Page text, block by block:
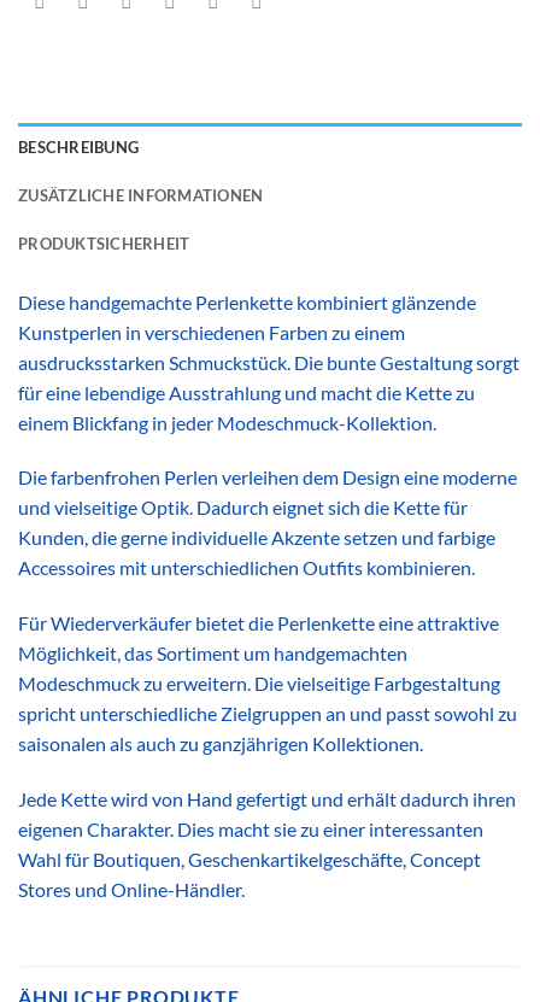
BESCHREIBUNG
ZUSÄTZLICHE INFORMATIONEN
PRODUKTSICHERHEIT
Diese handgemachte Perlenkette kombiniert glänzende
Kunstperlen in verschiedenen Farben zu einem
ausdrucksstarken Schmuckstück. Die bunte Gestaltung sorgt
für eine lebendige Ausstrahlung und macht die Kette zu
einem Blickfang in jeder Modeschmuck-Kollektion.
Die farbenfrohen Perlen verleihen dem Design eine moderne
und vielseitige Optik. Dadurch eignet sich die Kette für
Kunden, die gerne individuelle Akzente setzen und farbige
Accessoires mit unterschiedlichen Outfits kombinieren.
Für Wiederverkäufer bietet die Perlenkette eine attraktive
Möglichkeit, das Sortiment um handgemachten
Modeschmuck zu erweitern. Die vielseitige Farbgestaltung
spricht unterschiedliche Zielgruppen an und passt sowohl zu
saisonalen als auch zu ganzjährigen Kollektionen.
Jede Kette wird von Hand gefertigt und erhält dadurch ihren
eigenen Charakter. Dies macht sie zu einer interessanten
Wahl für Boutiquen, Geschenkartikelgeschäfte, Concept
Stores und Online-Händler.
ÄHNLICHE PRODUKTE